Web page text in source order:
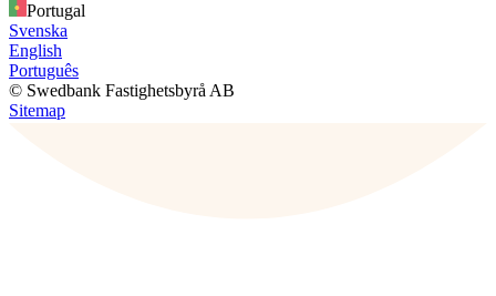
Portugal
Svenska
English
Português
© Swedbank Fastighetsbyrå AB
Sitemap